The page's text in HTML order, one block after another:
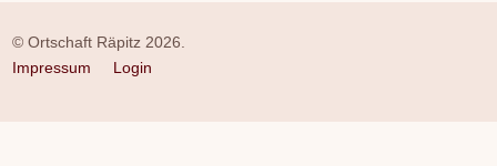
© Ortschaft Räpitz 2026.
Impressum
Login